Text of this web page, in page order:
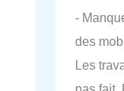
-
des
Les